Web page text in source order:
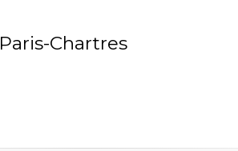
Paris-Chartres